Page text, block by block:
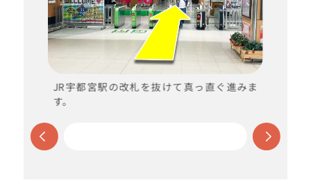
JR宇都宮駅の改札を抜けて真っ直ぐ進みま
す。